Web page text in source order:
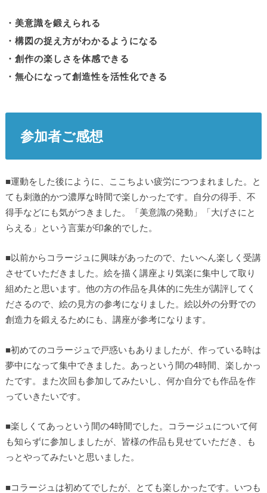
・美意識を鍛えられる
・構図の捉え方がわかるようになる
・創作の楽しさを体感できる
・無心になって創造性を活性化できる
参加者ご感想
■運動をした後にように、ここちよい疲労につつまれました。と
ても刺激的かつ濃厚な時間で楽しかったです。自分の得手、不
得手などにも気がつきました。「美意識の発動」「大げさにと
らえる」という言葉が印象的でした。
■以前からコラージュに興味があったので、たいへん楽しく受講
させていただきました。絵を描く講座より気楽に集中して取り
組めたと思います。他の方の作品を具体的に先生が講評してく
ださるので、絵の見方の参考になりました。絵以外の分野での
創造力を鍛えるためにも、講座が参考になります。
■初めてのコラージュで戸惑いもありましたが、作っている時は
夢中になって集中できました。あっという間の4時間、楽しかっ
たです。また次回も参加してみたいし、何か自分でも作品を作
っていきたいです。
■楽しくてあっという間の4時間でした。コラージュについて何
も知らずに参加しましたが、皆様の作品も見せていただき、も
っとやってみたいと思いました。
■コラージュは初めてでしたが、とても楽しかったです。いつも